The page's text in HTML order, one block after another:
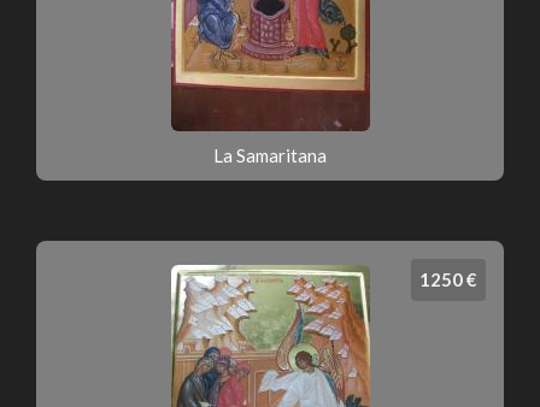
La Samaritana
1250 €